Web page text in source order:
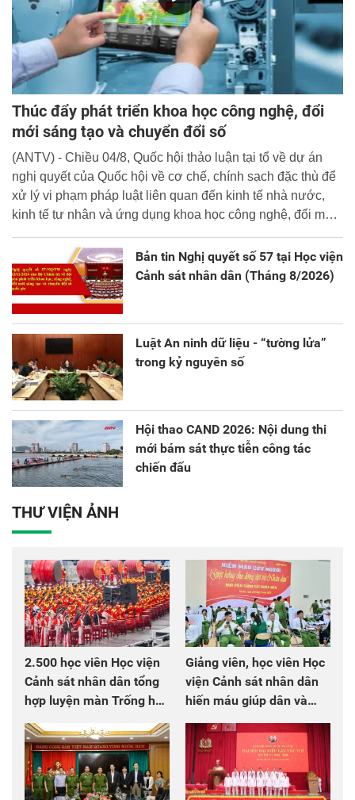
Thúc đẩy phát triển khoa học công nghệ, đổi
mới sáng tạo và chuyển đổi số
(ANTV) - Chiều 04/8, Quốc hội thảo luận tại tổ về dự án
nghị quyết của Quốc hội về cơ chế, chính sạch đặc thù để
xử lý vi phạm pháp luật liên quan đến kinh tế nhà nước,
kinh tế tư nhân và ứng dụng khoa học công nghệ, đổi mới
sáng tạo và chuyển đổi số.
Bản tin Nghị quyết số 57 tại Học viện
Cảnh sát nhân dân (Tháng 8/2026)
Luật An ninh dữ liệu - “tường lửa”
trong kỷ nguyên số
Hội thao CAND 2026: Nội dung thi
mới bám sát thực tiễn công tác
chiến đấu
THƯ VIỆN ẢNH
2.500 học viên Học viện
Cảnh sát nhân dân tổng
hợp luyện màn Trống hội
chào mừng Đại hội Đảng
Giảng viên, học viên Học
viện Cảnh sát nhân dân
hiến máu giúp dân và
đồng đội